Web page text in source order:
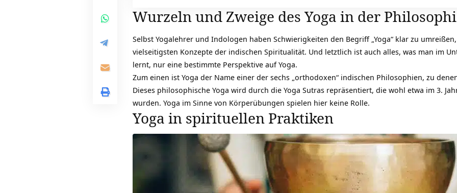
Wurzeln und Zweige des Yoga in der
Selbst Yogalehrer und Indologen haben Schwierigkeiten den Begriff „Yoga“ klar zu
vielseitigsten Konzepte der indischen Spiritualität. Und letztlich ist auch alles, was man im
lernt, nur eine bestimmte Perspektive auf Yoga.
Zum einen ist Yoga der Name einer der sechs „orthodoxen“ indischen Philosophien, zu
Dieses philosophische Yoga wird durch die Yoga Sutras repräsentiert, die wohl etwa im 3.
wurden. Yoga im Sinne von Körperübungen spielen hier keine Rolle.
Yoga in spirituellen Praktiken